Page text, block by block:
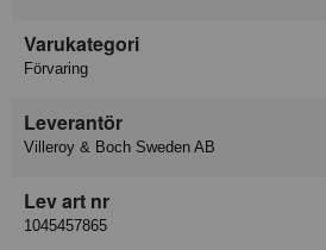
Varukategori
Förvaring
Leverantör
Villeroy & Boch Sweden AB
Lev art nr
1045457865